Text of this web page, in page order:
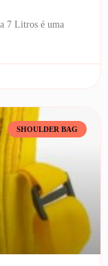
7 Litros é uma
SHOULDER BAG